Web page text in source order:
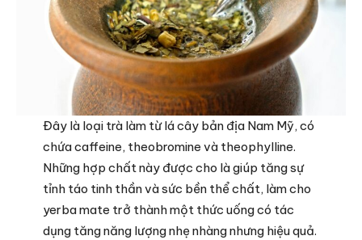
Đây là loại trà làm từ lá cây bản địa Nam Mỹ, có
chứa caffeine, theobromine và theophylline.
Những hợp chất này được cho là giúp tăng sự
tỉnh táo tinh thần và sức bền thể chất, làm cho
yerba mate trở thành một thức uống có tác
dụng tăng năng lượng nhẹ nhàng nhưng hiệu quả.